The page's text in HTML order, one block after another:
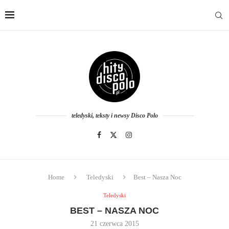
teledyski, teksty i newsy Disco Polo
Home Teledyski Best – Nasza Noc
Teledyski
BEST – NASZA NOC
21 czerwca 2015